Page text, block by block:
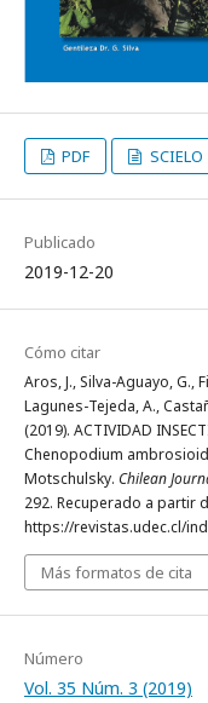
PDF SCIELO
Publicado
2019-12-20
Cómo citar
Aros, J., Silva-Aguayo, G.,
Lagunes-Tejeda, A.,
(2019). ACTIVIDAD
Chenopodium
Motschulsky. Chilean
292. Recuperado a partir
https://revistas.udec.cl/
Más formatos de cita
Número
Vol. 35 Núm. 3 (2019)